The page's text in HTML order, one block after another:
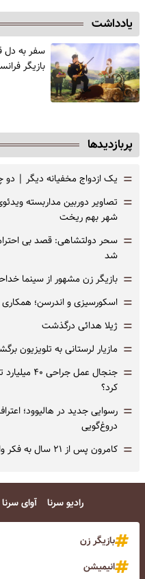
یادداشت
سفر به دل
‌بازیگر
پربازدیدها
= یک ازدواج مخفیانه دیگر | دو
= تصاویر دوربین مداربسته
شهر بهم ریخت
= سحر دولتشاهی: قصد بی
شد
= بازیگر زن مشهور از سینما
= اسکورسیزی و اندرسن؛ همکاری
= ژیلا هدائی درگذشت
= مازیار لرستانی به تلویزیون
=
جنجال عمل
کرد؟
= رسوایی جدید در هالیوود؛
دروغ‌گویی
= کامرون پس از ۲۱ سال به فکر واگذاری «آواتار» افتاد
رادیو سرنا آوای سرنا
بازیگر زن
انیمیشن